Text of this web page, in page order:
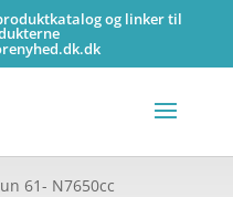
og linker til
61- N7650cc